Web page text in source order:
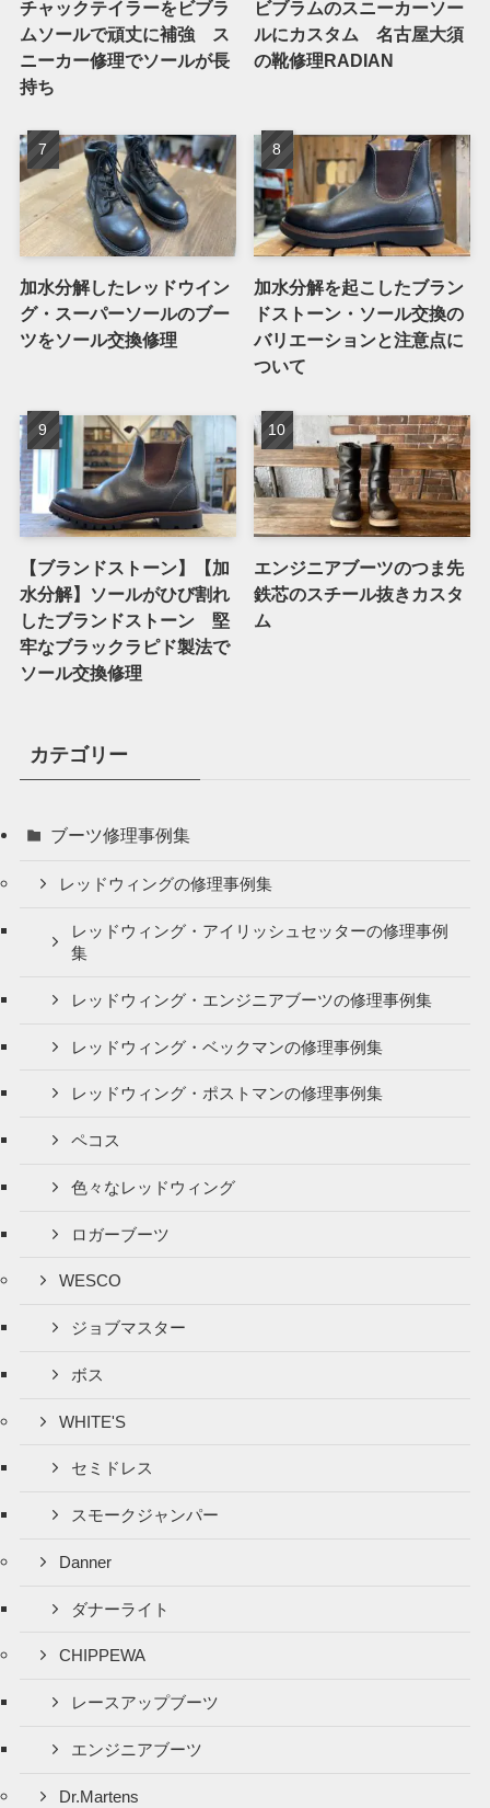
チャックテイラーをビブラ
ムソールで頑丈に補強 ス
ニーカー修理でソールが長
持ち
ビブラムのスニーカーソー
ルにカスタム 名古屋大須
の靴修理RADIAN
加水分解したレッドウイン
グ・スーパーソールのブー
ツをソール交換修理
加水分解を起こしたブラン
ドストーン・ソール交換の
バリエーションと注意点に
ついて
【ブランドストーン】【加
水分解】ソールがひび割れ
したブランドストーン 堅
牢なブラックラピド製法で
ソール交換修理
エンジニアブーツのつま先
鉄芯のスチール抜きカスタ
ム
カテゴリー
ブーツ修理事例集
レッドウィングの修理事例集
レッドウィング・アイリッシュセッターの修理事例
集
レッドウィング・エンジニアブーツの修理事例集
レッドウィング・ベックマンの修理事例集
レッドウィング・ポストマンの修理事例集
ペコス
色々なレッドウィング
ロガーブーツ
WESCO
ジョブマスター
ボス
WHITE'S
セミドレス
スモークジャンパー
Danner
ダナーライト
CHIPPEWA
レースアップブーツ
エンジニアブーツ
Dr.Martens